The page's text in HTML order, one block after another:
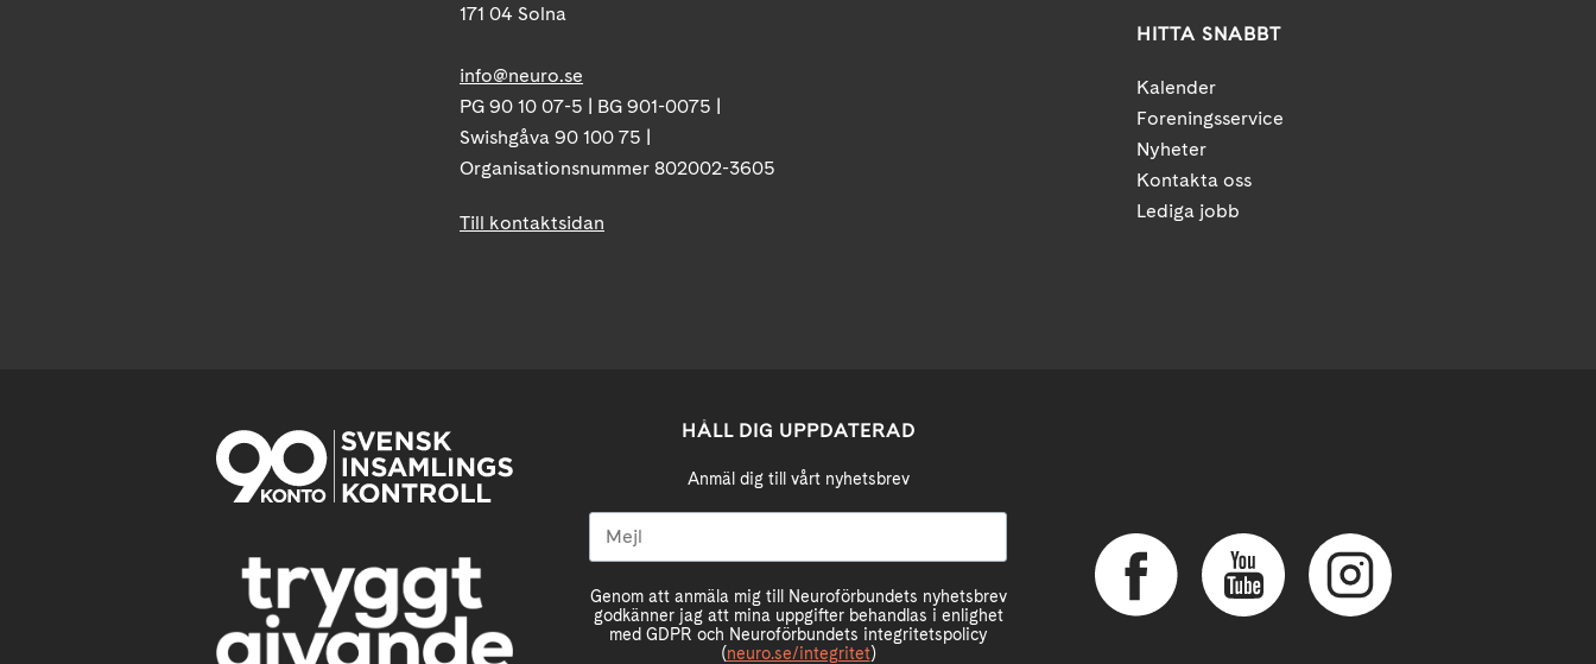
171 04 Solna
info@neuro.se
PG 90 10 07-5 | BG 901-0075 |
Swishgåva 90 100 75 |
Organisationsnummer 802002-3605
Till kontaktsidan
HITTA SNABBT
Kalender
Foreningsservice
Nyheter
Kontakta oss
Lediga jobb
HÅLL DIG UPPDATERAD
Anmäl dig till vårt nyhetsbrev
Genom att anmäla mig till Neuroförbundets nyhetsbrev
godkänner jag att mina uppgifter behandlas i enlighet
med GDPR och Neuroförbundets integritetspolicy
(neuro.se/integritet)